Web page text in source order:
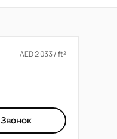
AED 2 033 / ft²
Звонок